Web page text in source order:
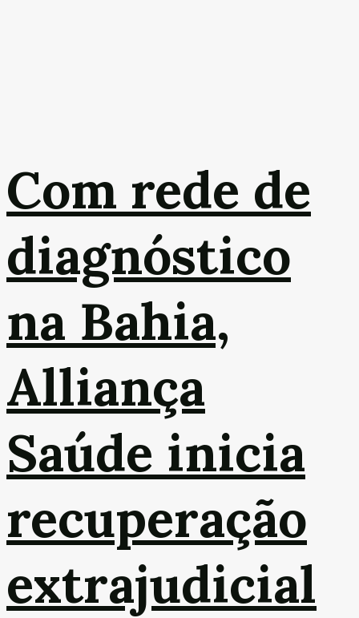
Com rede de
diagnóstico
na Bahia,
Alliança
Saúde inicia
recuperação
extrajudicial